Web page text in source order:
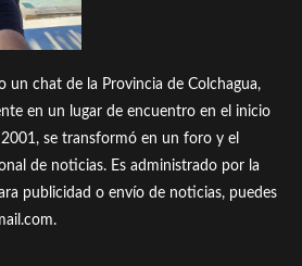
un chat de la Provincia de Colchagua,
en un lugar de encuentro en el inicio
se transformó en un foro y el
de noticias. Es administrado por la
publicidad o envío de noticias, puedes